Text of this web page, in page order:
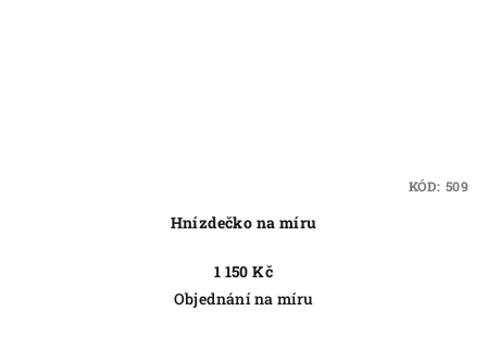
Hnízdečko na míru
1 150 Kč
Objednání na míru
KÓD: 509